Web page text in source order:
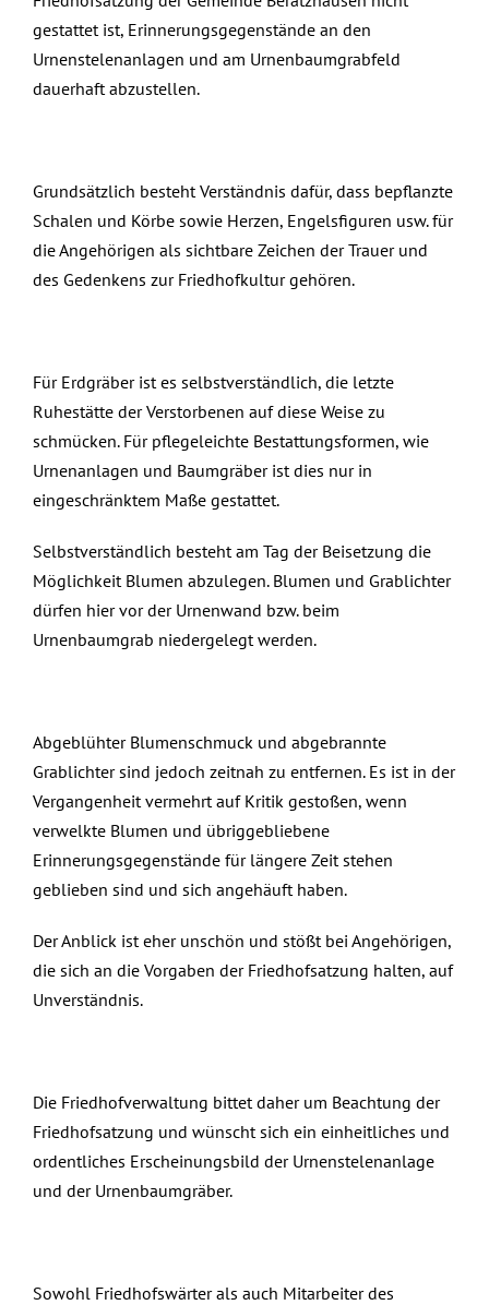
gestattet ist, Erinnerungsgegenstände an den
Urnenstelenanlagen und am Urnenbaumgrabfeld
dauerhaft abzustellen.
Grundsätzlich besteht Verständnis dafür, dass bepflanzte
Schalen und Körbe sowie Herzen, Engelsfiguren usw. für
die Angehörigen als sichtbare Zeichen der Trauer und
des Gedenkens zur Friedhofkultur gehören.
Für Erdgräber ist es selbstverständlich, die letzte
Ruhestätte der Verstorbenen auf diese Weise zu
schmücken. Für pflegeleichte Bestattungsformen, wie
Urnenanlagen und Baumgräber ist dies nur in
eingeschränktem Maße gestattet.
Selbstverständlich besteht am Tag der Beisetzung die
Möglichkeit Blumen abzulegen. Blumen und Grablichter
dürfen hier vor der Urnenwand bzw. beim
Urnenbaumgrab niedergelegt werden.
Abgeblühter Blumenschmuck und abgebrannte
Grablichter sind jedoch zeitnah zu entfernen. Es ist in der
Vergangenheit vermehrt auf Kritik gestoßen, wenn
verwelkte Blumen und übriggebliebene
Erinnerungsgegenstände für längere Zeit stehen
geblieben sind und sich angehäuft haben.
Der Anblick ist eher unschön und stößt bei Angehörigen,
die sich an die Vorgaben der Friedhofsatzung halten, auf
Unverständnis.
Die Friedhofverwaltung bittet daher um Beachtung der
Friedhofsatzung und wünscht sich ein einheitliches und
ordentliches Erscheinungsbild der Urnenstelenanlage
und der Urnenbaumgräber.
Sowohl Friedhofswärter als auch Mitarbeiter des